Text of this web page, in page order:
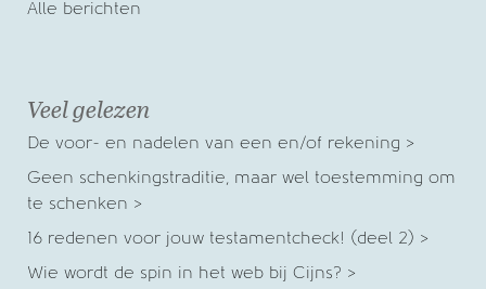
Alle berichten
Veel gelezen
De voor- en nadelen van een en/of rekening >
Geen schenkingstraditie, maar wel toestemming om
te schenken >
16 redenen voor jouw testamentcheck! (deel 2) >
Wie wordt de spin in het web bij Cijns? >